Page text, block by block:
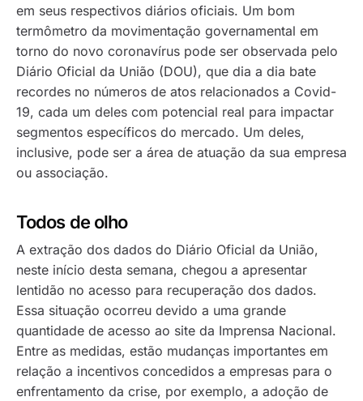
em seus respectivos diários oficiais. Um bom
termômetro da movimentação governamental em
torno do novo coronavírus pode ser observada pelo
Diário Oficial da União (DOU), que dia a dia bate
recordes no números de atos relacionados a Covid-
19, cada um deles com potencial real para impactar
segmentos específicos do mercado. Um deles,
inclusive, pode ser a área de atuação da sua empresa
ou associação.
Todos de olho
A extração dos dados do Diário Oficial da União,
neste início desta semana, chegou a apresentar
lentidão no acesso para recuperação dos dados.
Essa situação ocorreu devido a uma grande
quantidade de acesso ao site da Imprensa Nacional.
Entre as medidas, estão mudanças importantes em
relação a incentivos concedidos a empresas para o
enfrentamento da crise, por exemplo, a adoção de